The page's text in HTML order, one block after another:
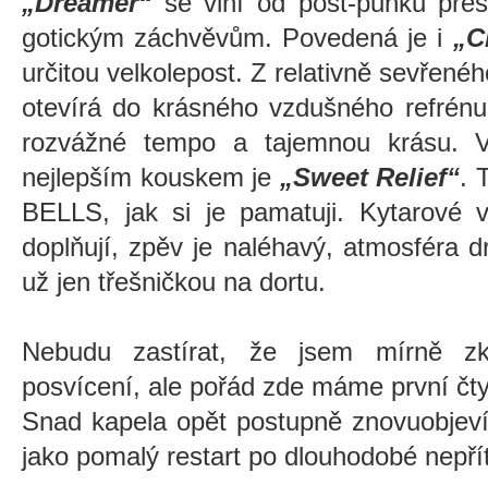
gotickým záchvěvům. Povedená je i
určitou velkolepost. Z relativně
otevírá do krásného vzdušného
rozvážné tempo a tajemnou krásu.
nejlepším kouskem je „Sweet Relief“.
BELLS, jak si je pamatuji. Kytarové
doplňují, zpěv je naléhavý, atmosféra
už jen třešničkou na dortu.
Nebudu zastírat, že jsem mírně
posvícení, ale pořád zde máme první
Snad kapela opět postupně
jako pomalý restart po dlouhodobé